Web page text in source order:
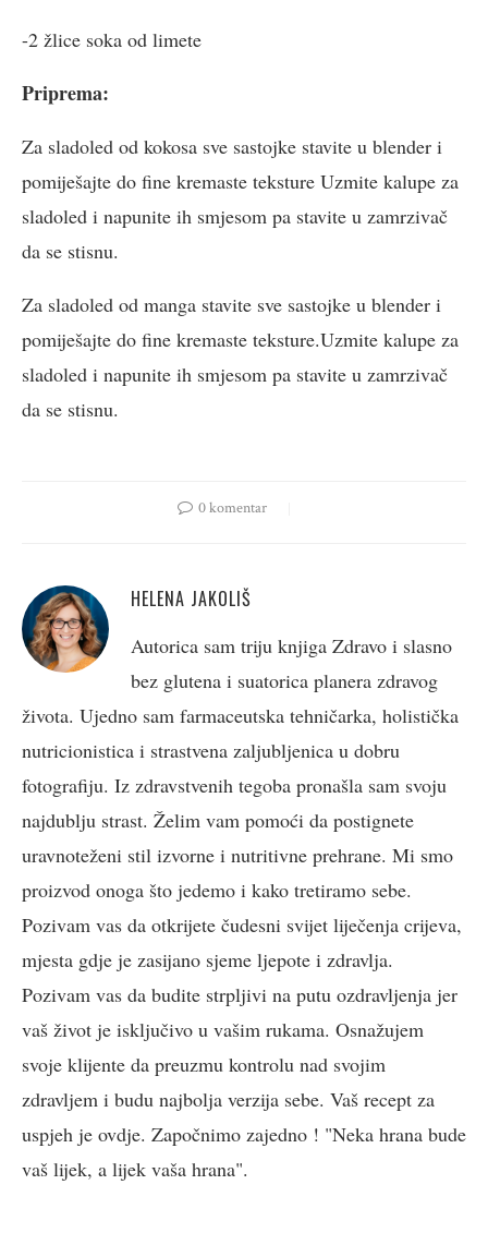
-2 žlice soka od limete
Priprema:
Za sladoled od kokosa sve sastojke stavite u blender i
pomiješajte do fine kremaste teksture Uzmite kalupe za
sladoled i napunite ih smjesom pa stavite u zamrzivač
da se stisnu.
Za sladoled od manga stavite sve sastojke u blender i
pomiješajte do fine kremaste teksture.Uzmite kalupe za
sladoled i napunite ih smjesom pa stavite u zamrzivač
da se stisnu.
0 komentar
HELENA JAKOLIŠ
Autorica sam triju knjiga Zdravo i slasno
bez glutena i suatorica planera zdravog
života. Ujedno sam farmaceutska tehničarka, holistička
nutricionistica i strastvena zaljubljenica u dobru
fotografiju. Iz zdravstvenih tegoba pronašla sam svoju
najdublju strast. Želim vam pomoći da postignete
uravnoteženi stil izvorne i nutritivne prehrane. Mi smo
proizvod onoga što jedemo i kako tretiramo sebe.
Pozivam vas da otkrijete čudesni svijet liječenja crijeva,
mjesta gdje je zasijano sjeme ljepote i zdravlja.
Pozivam vas da budite strpljivi na putu ozdravljenja jer
vaš život je isključivo u vašim rukama. Osnažujem
svoje klijente da preuzmu kontrolu nad svojim
zdravljem i budu najbolja verzija sebe. Vaš recept za
uspjeh je ovdje. Započnimo zajedno ! "Neka hrana bude
vaš lijek, a lijek vaša hrana".